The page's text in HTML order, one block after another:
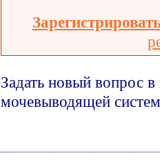
Задать новый вопрос
мочевыводящей